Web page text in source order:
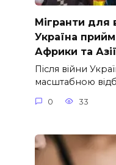
Мігранти для
Україна
Африки та Азії
Після війни
масштабною
0 33